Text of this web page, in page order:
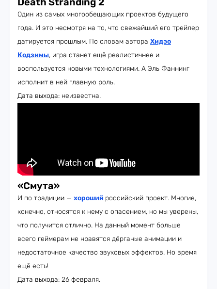
Один из самых многообещающих проектов будущего
года. И это несмотря на то, что свежайший его трейлер
датируется прошлым. По словам автора Хидэо
Кодзимы, игра станет ещё реалистичнее и
воспользуется новыми технологиями. А Эль Фаннинг
исполнит в ней главную роль.
Дата выхода: неизвестна.
«Смута»
И по традиции — хороший российский проект. Многие,
конечно, относятся к нему с опасением, но мы уверены,
что получится отлично. На данный момент больше
всего геймерам не нравятся дёрганые анимации и
недостаточное качество звуковых эффектов. Но время
ещё есть!
Дата выхода: 26 февраля.